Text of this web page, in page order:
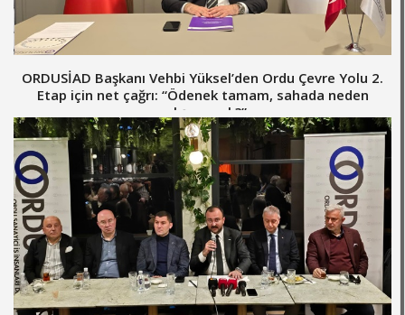
ORDUSİAD Başkanı Vehbi Yüksel’den Ordu Çevre Yolu 2.
Etap için net çağrı: “Ödenek tamam, sahada neden
çalışma yok?”